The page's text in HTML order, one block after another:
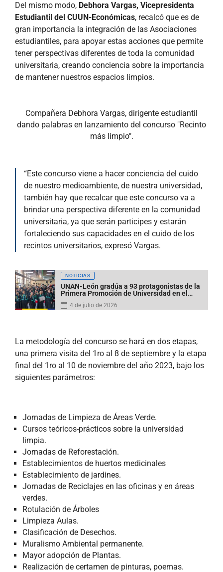
Del mismo modo, Debhora Vargas, Vicepresidenta
Estudiantil del CUUN-Económicas, recalcó que es de
gran importancia la integración de las Asociaciones
estudiantiles, para apoyar estas acciones que permite
tener perspectivas diferentes de toda la comunidad
universitaria, creando conciencia sobre la importancia
de mantener nuestros espacios limpios.
Compañera Debhora Vargas, dirigente estudiantil
dando palabras en lanzamiento del concurso "Recinto
más limpio".
“Este concurso viene a hacer conciencia del cuido
de nuestro medioambiente, de nuestra universidad,
también hay que recalcar que este concurso va a
brindar una perspectiva diferente en la comunidad
universitaria, ya que serán participes y estarán
fortaleciendo sus capacidades en el cuido de los
recintos universitarios, expresó Vargas.
NOTICIAS
UNAN-León gradúa a 93 protagonistas de la
Primera Promoción de Universidad en el
Campo de la Sede Jinotega
4 de julio de 2026
La metodología del concurso se hará en dos etapas,
una primera visita del 1ro al 8 de septiembre y la etapa
final del 1ro al 10 de noviembre del año 2023, bajo los
siguientes parámetros:
Jornadas de Limpieza de Áreas Verde.
Cursos teóricos-prácticos sobre la universidad
limpia.
Jornadas de Reforestación.
Establecimientos de huertos medicinales
Establecimiento de jardines.
Jornadas de Reciclajes en las oficinas y en áreas
verdes.
Rotulación de Árboles
Limpieza Aulas.
Clasificación de Desechos.
Muralismo Ambiental permanente.
Mayor adopción de Plantas.
Realización de certamen de pinturas, poemas.